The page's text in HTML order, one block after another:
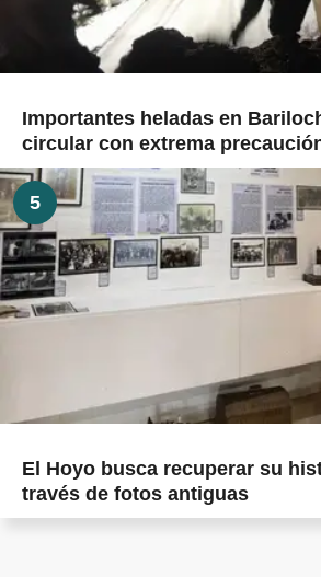
Importantes heladas en
circular con extrema
5
El Hoyo busca recuperar su
través de fotos antiguas